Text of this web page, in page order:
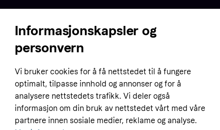
Press
Home
Customer service
Terms & conditions
Privacy policy
Tracking technology notice
Business
Sell with Klarna
Contact us
Global
Informasjonskapsler og
personvern
Vi bruker cookies for å få nettstedet til å fungere
optimalt, tilpasse innhold og annonser og for å
analysere nettstedets trafikk. Vi deler også
informasjon om din bruk av nettstedet vårt med våre
partnere innen sosiale medier, reklame og analyse.